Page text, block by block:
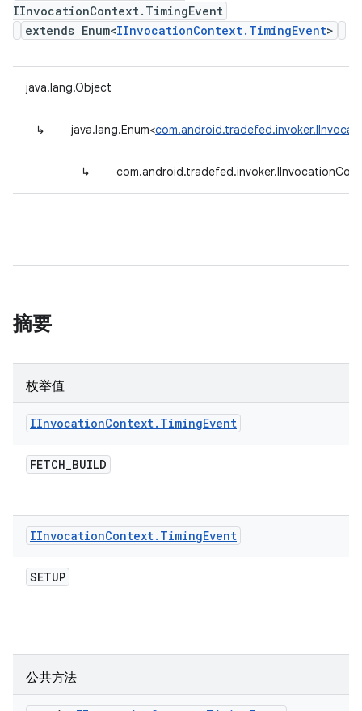
IInvocationContext.TimingEvent
extends Enum<IInvocationContext.TimingEvent>
java.lang.Object
↳ java.lang.Enum<
↳
摘要
枚举值
IInvocationContext. TimingEvent
FETCH_BUILD
IInvocationContext. TimingEvent
SETUP
公共方法